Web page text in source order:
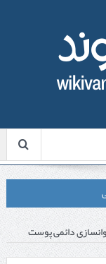
با شبه‌ لیزر در
دائمی پوست